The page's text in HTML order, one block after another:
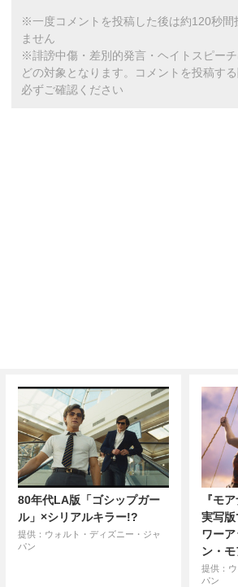
※一度コメントを投稿した後は約120秒間
ません
※誹謗中傷・差別的発言・ヘイトスピー
どの対象となります。コメントを投稿す
必ずご確認ください
80年代LA版「ゴシップガー
ル」×シリアルキラー!?
提供：ウォルト・ディズニー・ジャ
パン
『モ
実写
ワー
ン・
提供：
パン